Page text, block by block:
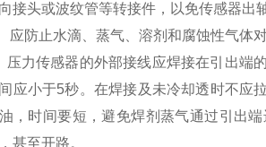
接头或波纹管等转接件，以免传感器出
应防止水滴、蒸气、溶剂和腐蚀性气体
压力传感器的外部接线应焊接在引出端
应小于5秒。在焊接及未冷却透时不应
，时间要短，避免焊剂蒸气通过引出
甚至开路。